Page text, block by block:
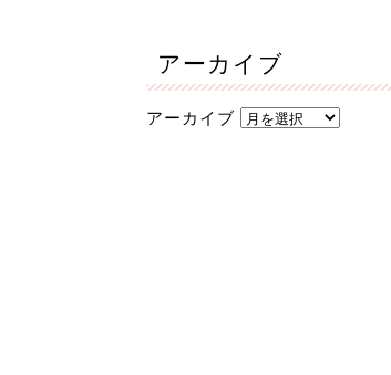
アーカイブ
アーカイブ